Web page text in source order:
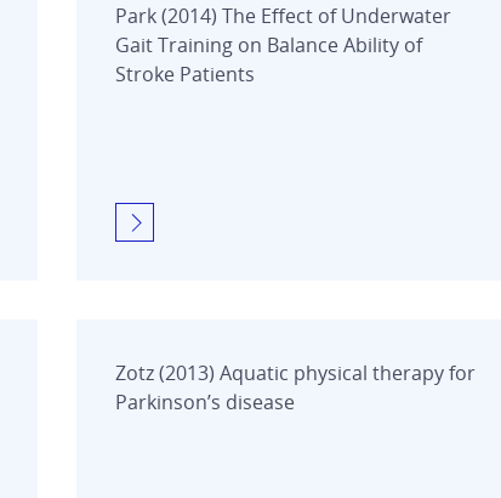
Park (2014) The Effect of Underwater
Gait Training on Balance Ability of
Stroke Patients
Zotz (2013) Aquatic physical therapy for
Parkinson’s disease